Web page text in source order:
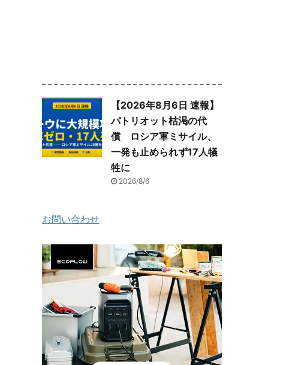
【2026年8月6日 速報】
パトリオット枯渇の代
償 ロシア軍ミサイル、
一発も止められず17人犠
牲に
2026/8/6
お問い合わせ